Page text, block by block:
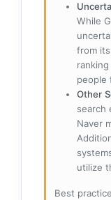
While
from
people
Other
search
Naver
utilize
Best